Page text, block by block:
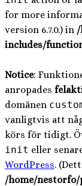
for more
version 6.7.0.) in /
includes/
Notice:
anropades
domänen
vanligtvis att
körs för tidigt.
init eller
WordPress.
/home/